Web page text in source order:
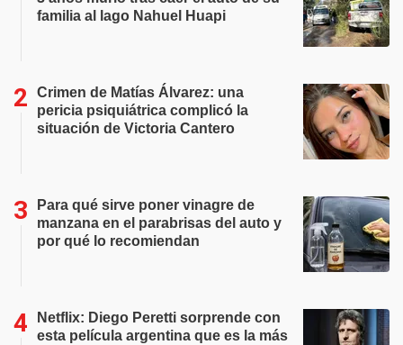
familia al lago Nahuel Huapi
Crimen de Matías Álvarez: una
pericia psiquiátrica complicó la
situación de Victoria Cantero
Para qué sirve poner vinagre de
manzana en el parabrisas del auto y
por qué lo recomiendan
Netflix: Diego Peretti sorprende con
esta película argentina que es la más